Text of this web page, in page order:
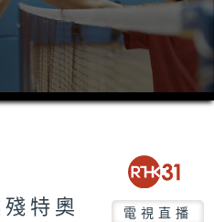
特奧 電視直播